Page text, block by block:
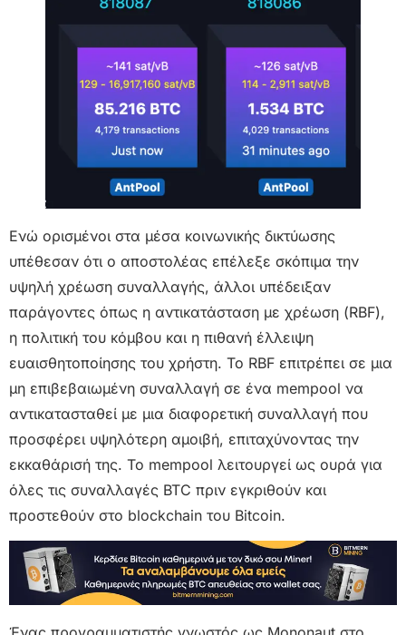
Ενώ ορισμένοι στα μέσα κοινωνικής δικτύωσης
υπέθεσαν ότι ο αποστολέας επέλεξε σκόπιμα την
υψηλή χρέωση συναλλαγής, άλλοι υπέδειξαν
παράγοντες όπως η αντικατάσταση με χρέωση (RBF),
η πολιτική του κόμβου και η πιθανή έλλειψη
ευαισθητοποίησης του χρήστη. Το RBF επιτρέπει σε μια
μη επιβεβαιωμένη συναλλαγή σε ένα mempool να
αντικατασταθεί με μια διαφορετική συναλλαγή που
προσφέρει υψηλότερη αμοιβή, επιταχύνοντας την
εκκαθάρισή της. Το mempool λειτουργεί ως ουρά για
όλες τις συναλλαγές BTC πριν εγκριθούν και
προστεθούν στo blockchain του Bitcoin.